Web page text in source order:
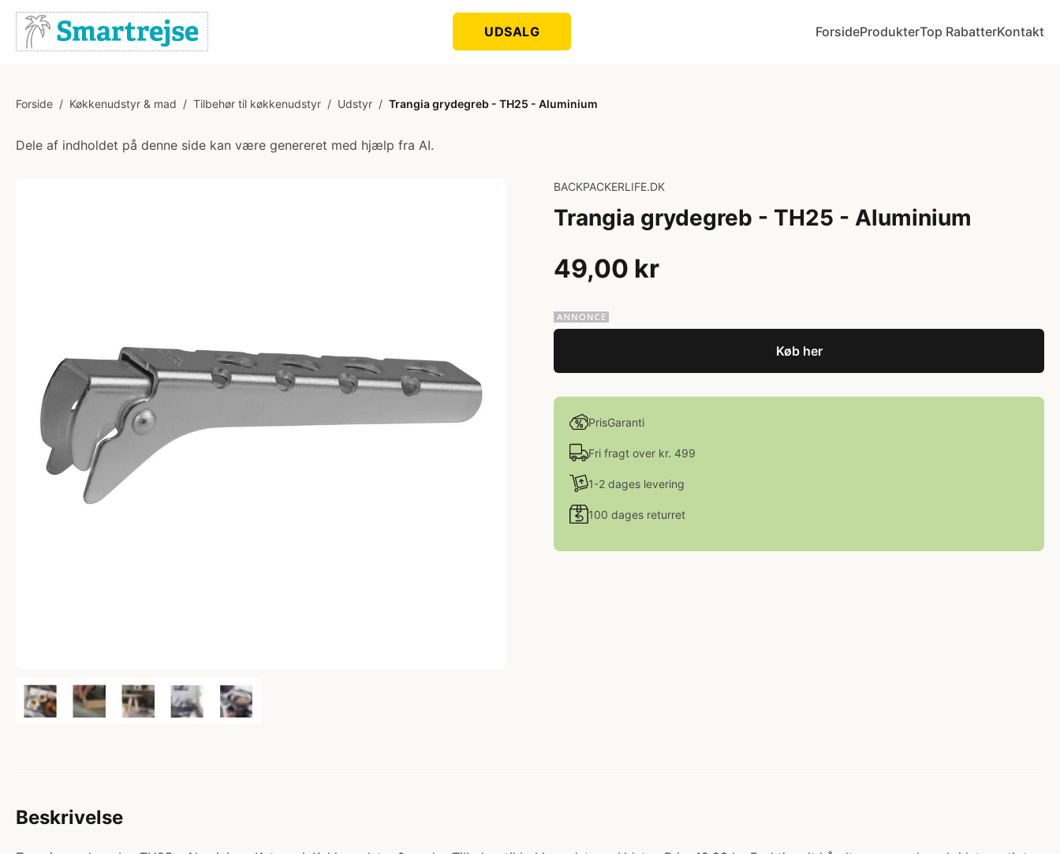
UDSALG ForsideProdukterTop RabatterKontakt
Forside / Køkkenudstyr & mad / Tilbehør til køkkenudstyr / Udstyr / Trangia grydegreb - TH25 - Aluminium
Dele af indholdet på denne side kan være genereret med hjælp fra AI.
BACKPACKERLIFE.DK
Trangia grydegreb - TH25 - Aluminium
49,00 kr
Køb her
PrisGaranti
Fri fragt over kr. 499
1-2 dages levering
100 dages returret
Beskrivelse